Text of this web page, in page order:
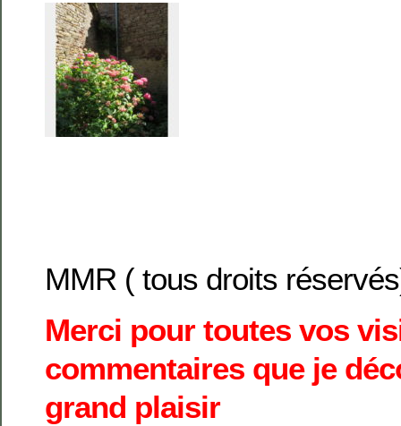
MMR ( tous droits
Merci pour toutes vos
commentaires que je
grand plaisir